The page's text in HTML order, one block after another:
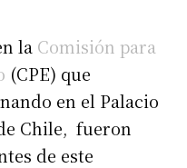
la Comisión para
(CPE) que
en el Palacio
Chile, fueron
de este